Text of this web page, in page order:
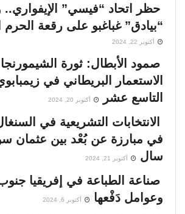
حظر اتحاد “فيسي” الإيفواري..
“بيادق” غباغبو على رقعة
أكتوبر 22, 2024
صمود الأبطال: ثورة
الاستعمار البريطاني في
التاسع عشر
أكتوبر 20, 2024
الانتخابات التشريعية في
في مبارزة عن بُعْد بين عثمان
سال
أكتوبر 21, 2024
صناعة الطباعة في إفريقيا
وعوامل دَفْعها
أكتوبر 6, 2024